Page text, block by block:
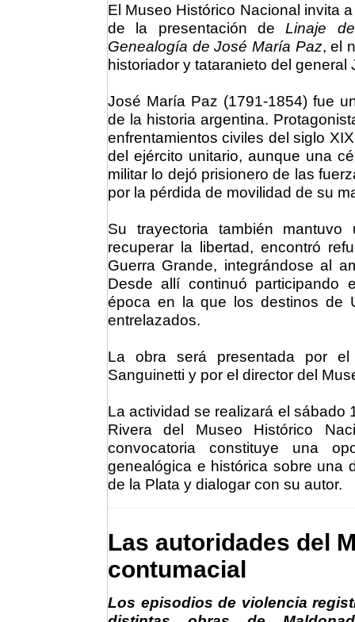
El Museo Histórico Nacional invita
de la presentación deLinaje
Genealogía de José María Paz, el
historiador y tataranieto del general
José María Paz (1791-1854) fue
de la historia argentina.
enfrentamientos civiles del siglo
del ejército unitario, aunque una
militar lo dejó prisionero de las
por la pérdida de movilidad de su
Su trayectoria también
recuperar la libertad, encontró
Guerra Grande, integrándose al
Desde allí continuó participando
época en la que los destinos de
entrelazados.
La obra será presentada por
Sanguinetti y por el director del
La actividad se realizará el sábado
Rivera del Museo Histórico
convocatoria constituye una
genealógica e histórica sobre una
de la Plata y dialogar con su autor.
Las autoridades del
contumacial
Los episodios de violencia